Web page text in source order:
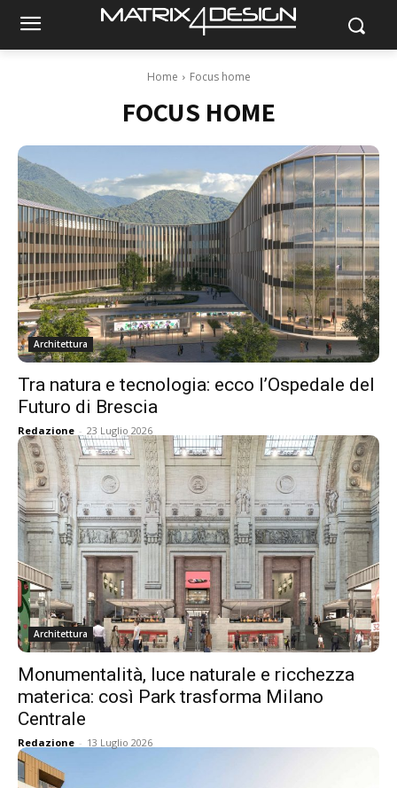
Home Focus home
FOCUS HOME
Architettura
Tra natura e tecnologia: ecco l’Ospedale del
Futuro di Brescia
Redazione - 23 Luglio 2026
Architettura
Monumentalità, luce naturale e ricchezza
materica: così Park trasforma Milano
Centrale
Redazione - 13 Luglio 2026